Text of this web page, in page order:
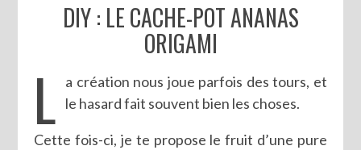
DIY : LE CACHE-POT ANANAS
ORIGAMI
L a création nous joue parfois des tours, et
le hasard fait souvent bien les choses.
Cette fois-ci, je te propose le fruit d’une pure